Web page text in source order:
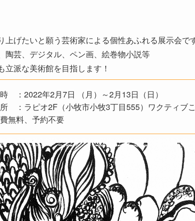
上げたいと願う芸術家による個性あふれる展示会です
陶芸、デジタル、ペン画、絵巻物小説等
立派な美術館を目指します！
：2022年2月7日 （月）～2月13日（日）
：ラピオ2F（小牧市小牧3丁目555）ワクティブ
無料、予約不要